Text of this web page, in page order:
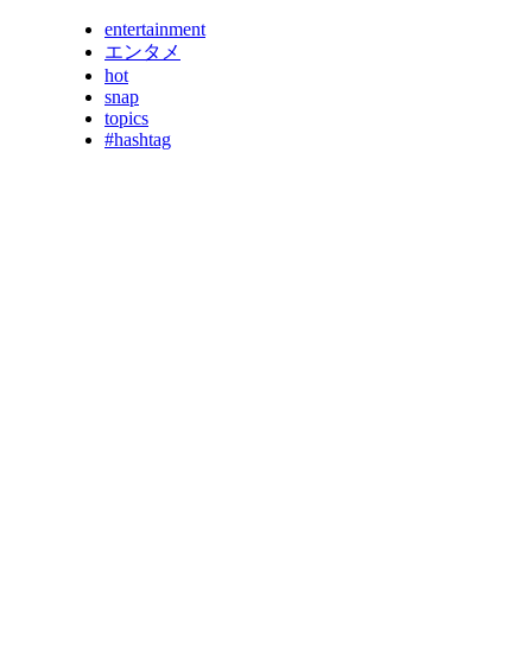
entertainment
エンタメ
hot
snap
topics
#hashtag